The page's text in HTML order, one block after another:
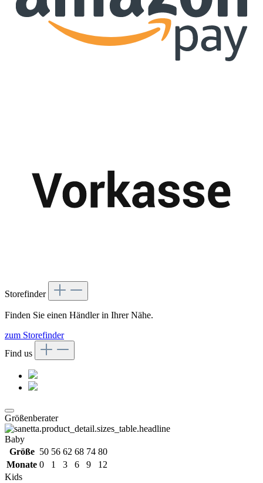
Storefinder
Finden Sie einen Händler in Ihrer Nähe.
zum Storefinder
Find us
Größenberater
Baby
Größe 50 56 62 68 74 80
Monate 0 1 3 6 9
12
Kids